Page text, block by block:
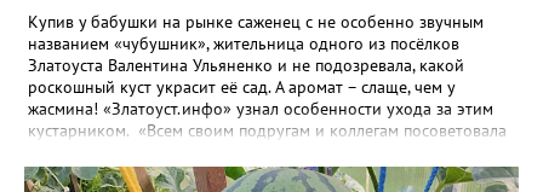
Купив у бабушки на рынке саженец с не особенно звучным
названием «чубушник», жительница одного из посёлков
Златоуста Валентина Ульяненко и не подозревала, какой
роскошный куст украсит её сад. А аромат – слаще, чем у
жасмина! «Златоуст.инфо» узнал особенности ухода за этим
кустарником. «Всем своим подругам и коллегам посоветовала
городе всё больше, - рассказала нашему порталу Валентина. – У